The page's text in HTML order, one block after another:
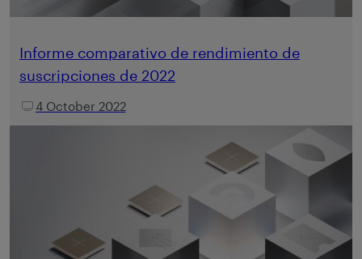
Informe comparativo de rendimiento de
suscripciones de 2022
4 October 2022